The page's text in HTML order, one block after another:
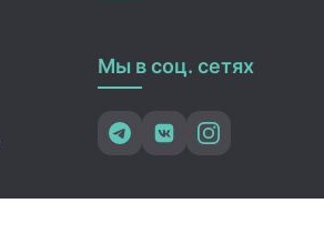
Мы в соц. сетях